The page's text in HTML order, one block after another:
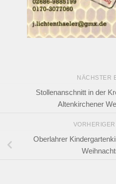
NÄCHSTER
Stollenanschnitt in der
Altenkirchener
Oberlahrer